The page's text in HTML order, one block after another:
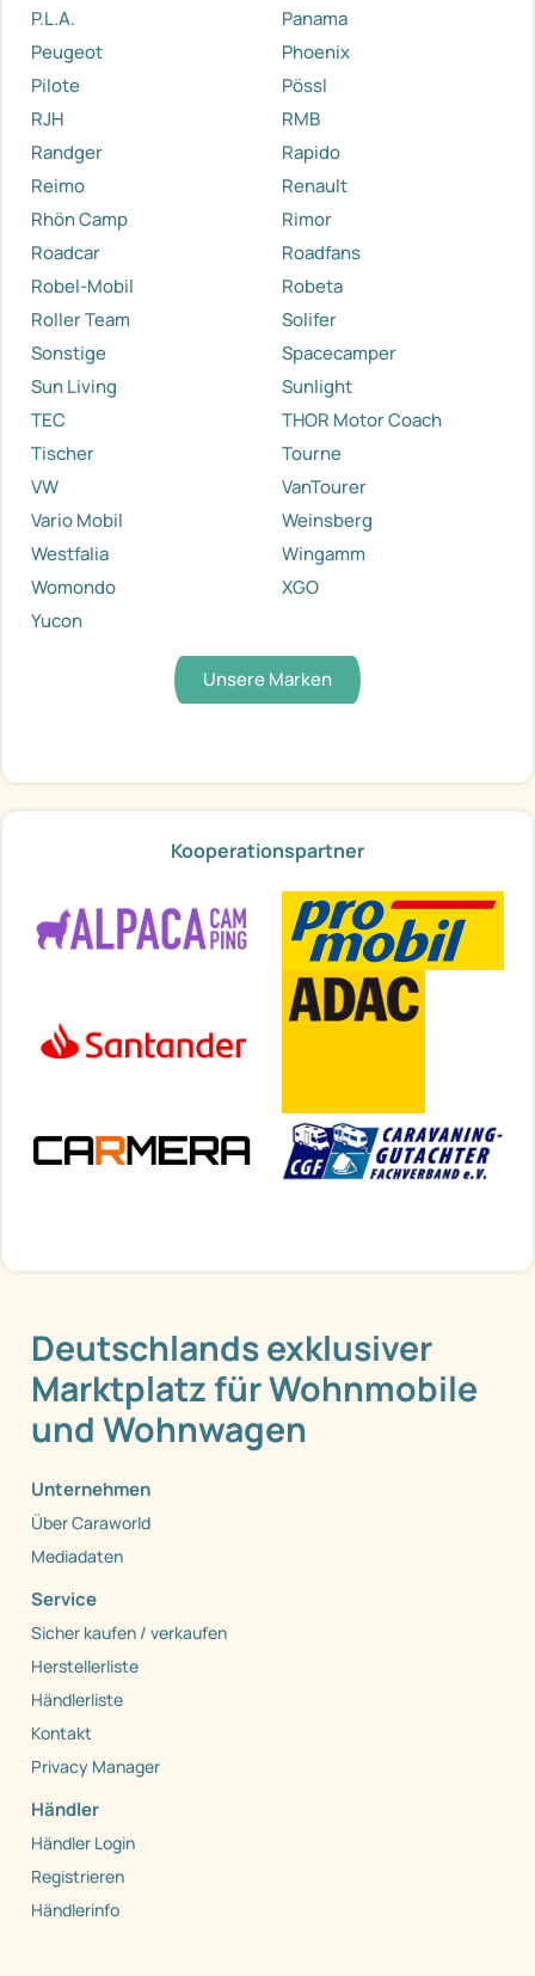
P.L.A.
Panama
Peugeot
Phoenix
Pilote
Pössl
RJH
RMB
Randger
Rapido
Reimo
Renault
Rhön Camp
Rimor
Roadcar
Roadfans
Robel-Mobil
Robeta
Roller Team
Solifer
Sonstige
Spacecamper
Sun Living
Sunlight
TEC
THOR Motor Coach
Tischer
Tourne
VW
VanTourer
Vario Mobil
Weinsberg
Westfalia
Wingamm
Womondo
XGO
Yucon
Unsere Marken
Kooperationspartner
Deutschlands exklusiver
Marktplatz für Wohnmobile
und Wohnwagen
Unternehmen
Über Caraworld
Mediadaten
Service
Sicher kaufen / verkaufen
Herstellerliste
Händlerliste
Kontakt
Privacy Manager
Händler
Händler Login
Registrieren
Händlerinfo